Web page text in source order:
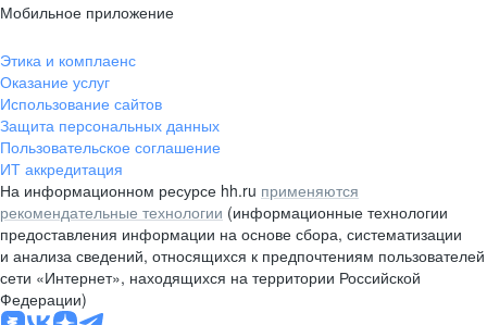
Мобильное приложение
Этика и комплаенс
Оказание услуг
Использование сайтов
Защита персональных данных
Пользовательское соглашение
ИТ аккредитация
На информационном ресурсе hh.ru применяются
рекомендательные технологии (информационные технологии
предоставления информации на основе сбора, систематизации
и анализа сведений, относящихся к предпочтениям пользователей
сети «Интернет», находящихся на территории Российской
Федерации)